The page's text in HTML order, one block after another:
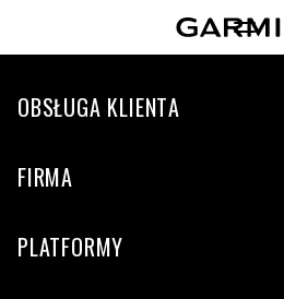
OBSŁUGA KLIENTA
FIRMA
PLATFORMY